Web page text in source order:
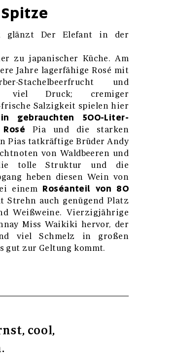
glänzt Der Elefant in der
zu japanischer Küche. Am
Jahre lagerfähige Rosé mit
Stachelbeerfrucht und
viel Druck; cremiger
Salzigkeit spielen hier
in gebrauchten 500-Liter-
Pia und die starken
Pias tatkräftige Brüder Andy
von Waldbeeren und
tolle Struktur und die
heben diesen Wein von
einem Roséanteil von 80
Strehn auch genügend Platz
Weißweine. Vierzigjährige
Miss Waikiki hervor, der
viel Schmelz in großen
gut zur Geltung kommt.
cool,